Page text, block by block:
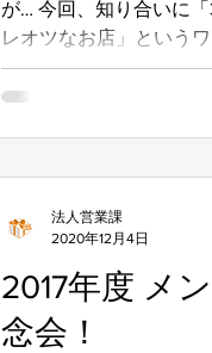
が… 今回、知り合いに
レオツなお店」という
に「外部委託？」して
2017年度 メ
念会！
法人営業課
2020年12月4日